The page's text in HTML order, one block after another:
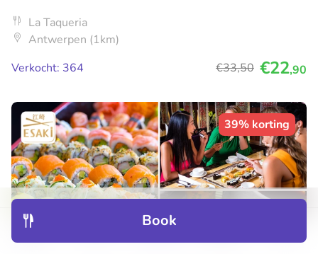
Book
La Taqueria
Antwerpen (1km)
Verkocht: 364
€33,50 €22,90
39% korting